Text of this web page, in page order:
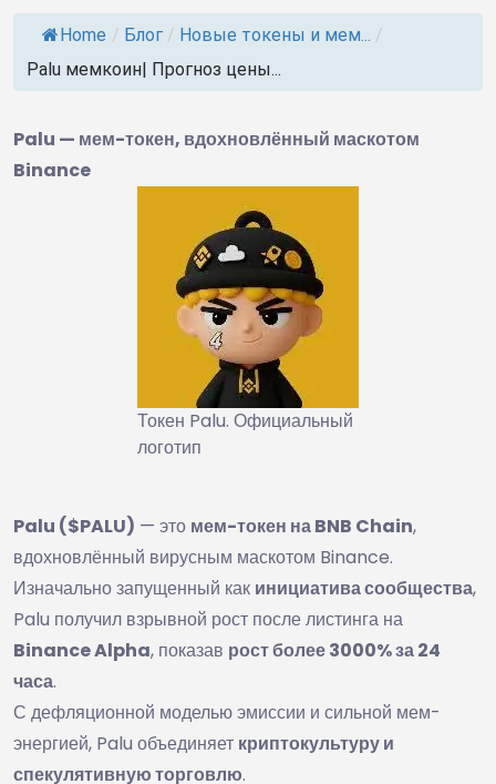
Home / Блог / Новые токены и мем... /
Palu мемкоин| Прогноз цены...
Palu — мем-токен, вдохновлённый маскотом
Binance
Токен Palu. Официальный
логотип
Palu ($PALU) — это мем-токен на BNB Chain,
вдохновлённый вирусным маскотом Binance.
Изначально запущенный как инициатива сообщества,
Palu получил взрывной рост после листинга на
Binance Alpha, показав рост более 3000% за 24
часа.
С дефляционной моделью эмиссии и сильной мем-
энергией, Palu объединяет криптокультуру и
спекулятивную торговлю.